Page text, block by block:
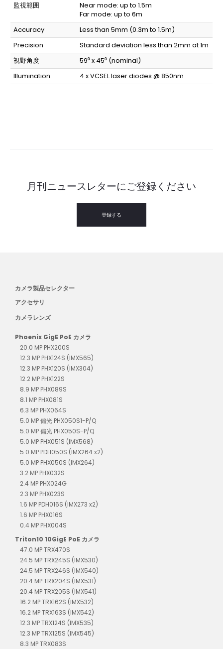
監視範囲
Near mode: up to 1.5m
Far mode: up to 6m
Accuracy
Less than 5mm (0.3m to 1.5m)
Precision
Standard deviation less than 2mm at 1m
視野角度
59⁰ x 45⁰ (nominal)
Illumination
4 x VCSEL laser diodes @ 850nm
月刊ニュースレターにご登録ください
登録する
カメラ製品セレクター
アクセサリ
カメラレンズ
Phoenix GigE PoE カメラ
20.0 MP PHX200S
12.3 MP PHX124S (IMX565)
12.3 MP PHX120S (IMX304)
12.2 MP PHX122S
8.9 MP PHX089S
8.1 MP PHX081S
6.3 MP PHX064S
5.0 MP 偏光 PHX050S1-P/Q
5.0 MP 偏光 PHX050S-P/Q
5.0 MP PHX051S (IMX568)
5.0 MP PDH050S (IMX264 x2)
5.0 MP PHX050S (IMX264)
3.2 MP PHX032S
2.4 MP PHX024G
2.3 MP PHX023S
1.6 MP PDH016S (IMX273 x2)
1.6 MP PHX016S
0.4 MP PHX004S
Triton10 10GigE PoE カメラ
47.0 MP TRX470S
24.5 MP TRX245S (IMX530)
24.5 MP TRX246S (IMX540)
20.4 MP TRX204S (IMX531)
20.4 MP TRX205S (IMX541)
16.2 MP TRX162S (IMX532)
16.2 MP TRX163S (IMX542)
12.3 MP TRX124S (IMX535)
12.3 MP TRX125S (IMX545)
8.3 MP TRX083S